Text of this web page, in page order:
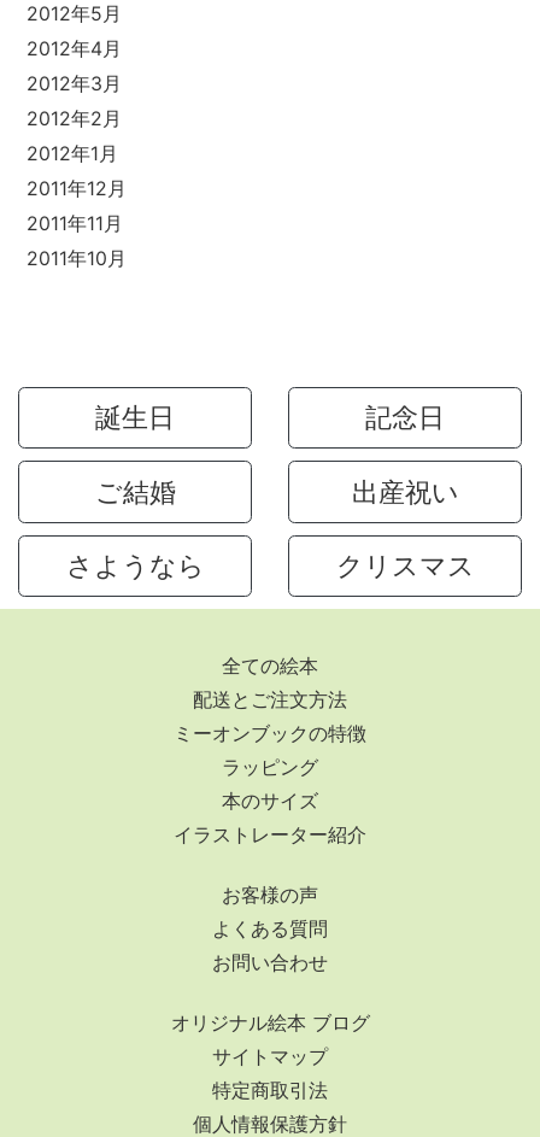
2012年5月
2012年4月
2012年3月
2012年2月
2012年1月
2011年12月
2011年11月
2011年10月
誕生日 記念日
ご結婚 出産祝い
さようなら クリスマス
全ての絵本
配送とご注文方法
ミーオンブックの特徴
ラッピング
本のサイズ
イラストレーター紹介
お客様の声
よくある質問
お問い合わせ
オリジナル絵本 ブログ
サイトマップ
特定商取引法
個人情報保護方針